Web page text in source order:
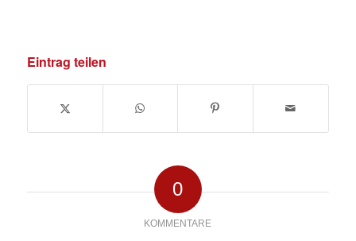
Eintrag teilen
0
KOMMENTARE